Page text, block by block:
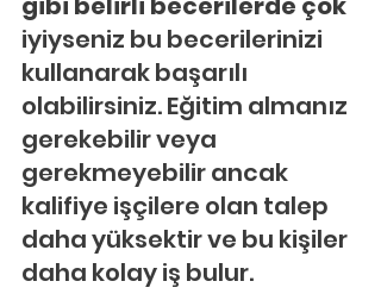
iyiyseniz bu becerilerinizi
kullanarak başarılı
olabilirsiniz. Eğitim almanız
gerekebilir veya
gerekmeyebilir ancak
kalifiye işçilere olan talep
daha yüksektir ve bu kişiler
daha kolay iş bulur.